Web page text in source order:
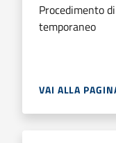
Procedimento
temporaneo
VAI ALLA